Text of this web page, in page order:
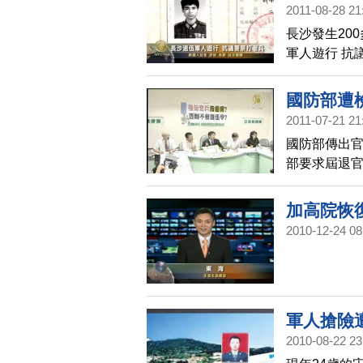
2011-08-28
長沙發生
軍人遊行 抗
國防部遭
2011-07-21
國防部傳出
部要求屆退
即接到某民
護法，軍方
查證屬實，
加高院恢
2010-12-24
加拿大最高
軍人搶險
2010-08-22